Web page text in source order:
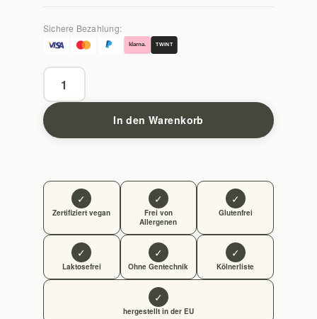
Sichere Bezahlung:
klarna. TWINT
3er
Bundle
-
Darm
Getränk
In den Warenkorb
✓
Zertifiziert vegan
✓
Frei von
Allergenen
✓
Glutenfrei
✓
Laktosefrei
✓
Ohne Gentechnik
✓
Kölnerliste
✓
hergestellt in der EU